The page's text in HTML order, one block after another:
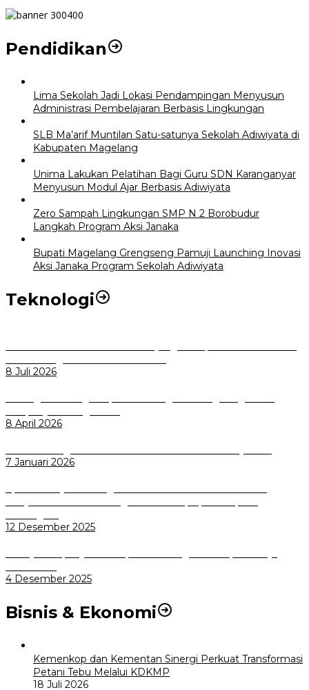
Pendidikan
Lima Sekolah Jadi Lokasi Pendampingan Menyusun
Administrasi Pembelajaran Berbasis Lingkungan
SLB Ma’arif Muntilan Satu-satunya Sekolah Adiwiyata di
Kabupaten Magelang
Unima Lakukan Pelatihan Bagi Guru SDN Karanganyar
Menyusun Modul Ajar Berbasis Adiwiyata
Zero Sampah Lingkungan SMP N 2 Borobudur
Langkah Program Aksi Janaka
Bupati Magelang Grengseng Pamuji Launching Inovasi
Aksi Janaka Program Sekolah Adiwiyata
Teknologi
8 Juli 2026
8 April 2026
7 Januari 2026
12 Desember 2025
4 Desember 2025
Bisnis & Ekonomi
Kemenkop dan Kementan Sinergi Perkuat Transformasi
Petani Tebu Melalui KDKMP
18 Juli 2026